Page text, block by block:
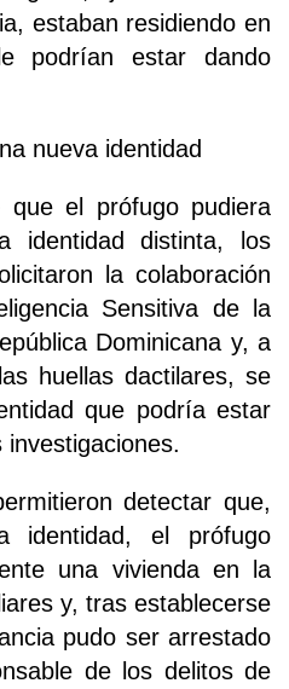
estaban residiendo en
podrían estar dando
nueva identidad
el prófugo pudiera
identidad distinta, los
la colaboración
Sensitiva de la
Dominicana y, a
huellas dactilares, se
que podría estar
detectar que,
identidad, el prófugo
una vivienda en la
y, tras establecerse
pudo ser arrestado
de los delitos de